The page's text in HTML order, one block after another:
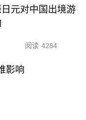
元对中国出境游
阅读 4284
影响